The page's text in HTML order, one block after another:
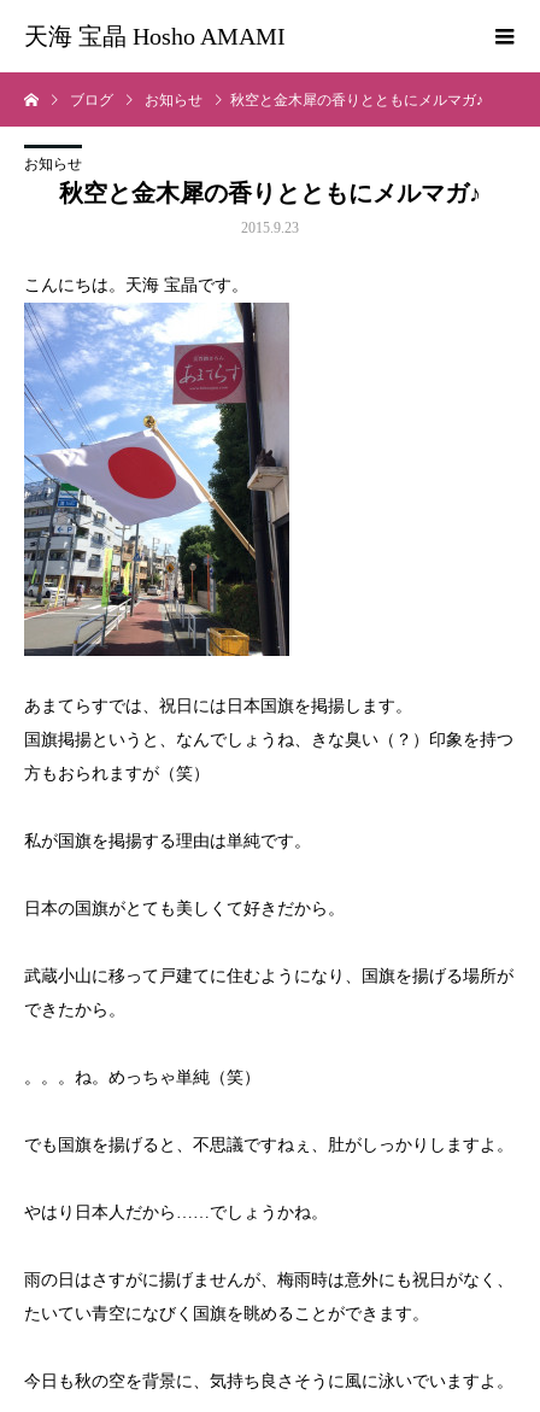
天海 宝晶 Hosho AMAMI
ブログ お知らせ 秋空と金木犀の香りとともにメルマガ♪
お知らせ
秋空と金木犀の香りとともにメルマガ♪
2015.9.23
こんにちは。天海 宝晶です。
あまてらすでは、祝日には日本国旗を掲揚します。
国旗掲揚というと、なんでしょうね、きな臭い（？）印象を持つ
方もおられますが（笑）
私が国旗を掲揚する理由は単純です。
日本の国旗がとても美しくて好きだから。
武蔵小山に移って戸建てに住むようになり、国旗を揚げる場所が
できたから。
。。。ね。めっちゃ単純（笑）
でも国旗を揚げると、不思議ですねぇ、肚がしっかりしますよ。
やはり日本人だから……でしょうかね。
雨の日はさすがに揚げませんが、梅雨時は意外にも祝日がなく、
たいてい青空になびく国旗を眺めることができます。
今日も秋の空を背景に、気持ち良さそうに風に泳いでいますよ。